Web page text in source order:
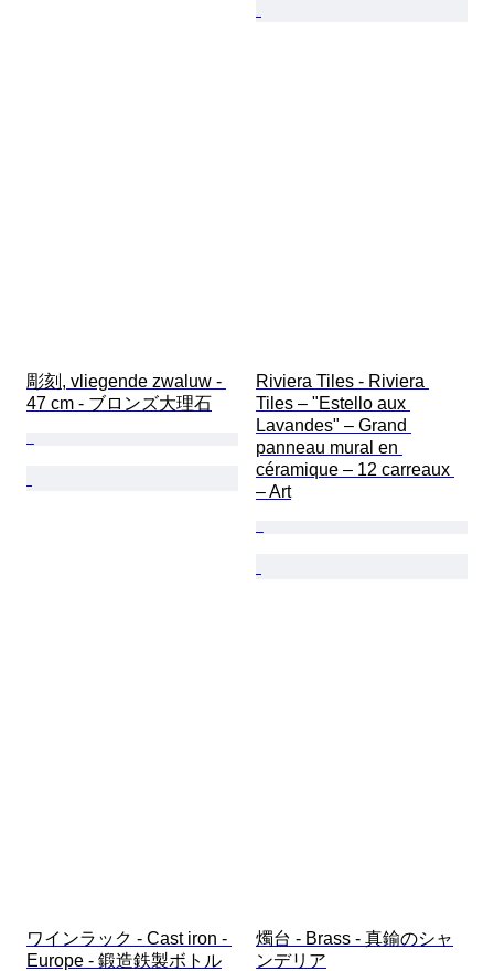
彫刻, vliegende zwaluw -
47 cm - ブロンズ大理石
Riviera Tiles - Riviera
Tiles – "Estello aux
Lavandes" – Grand
panneau mural en
céramique – 12 carreaux
– Art
ワインラック - Cast iron -
Europe - 鍛造鉄製ボトル
燭台 - Brass - 真鍮のシャ
ンデリア